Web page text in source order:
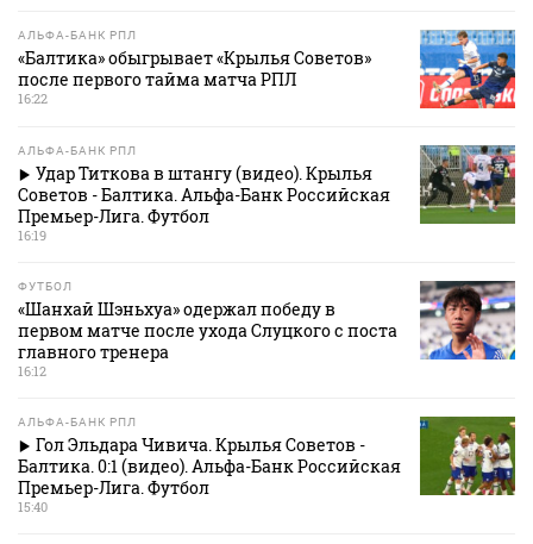
АЛЬФА-БАНК РПЛ
«Балтика» обыгрывает «Крылья Советов»
после первого тайма матча РПЛ
16:22
АЛЬФА-БАНК РПЛ
Удар Титкова в штангу (видео). Крылья
Советов - Балтика. Альфа-Банк Российская
Премьер-Лига. Футбол
16:19
ФУТБОЛ
«Шанхай Шэньхуа» одержал победу в
первом матче после ухода Слуцкого с поста
главного тренера
16:12
АЛЬФА-БАНК РПЛ
Гол Эльдара Чивича. Крылья Советов -
Балтика. 0:1 (видео). Альфа-Банк Российская
Премьер-Лига. Футбол
15:40